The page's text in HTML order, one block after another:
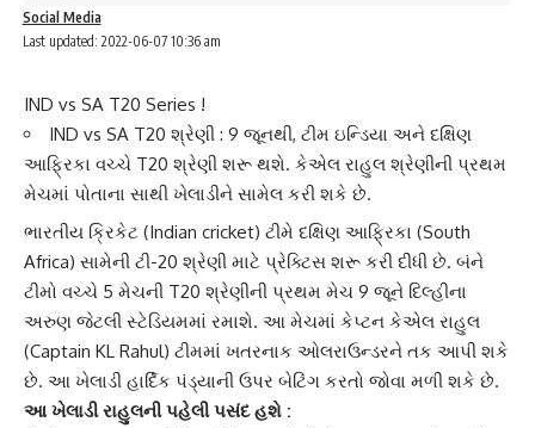
Last updated: 2022-06-07 10:36 am
Social Media
IND vs SA T20 Series !
IND vs SA T20 શ્રેણી : 9 જૂનથી, ટીમ ઇન્ડિયા અને દક્ષિણ
આફ્રિકા વચ્ચે T20 શ્રેણી શરૂ થશે. કેએલ રાહુલ શ્રેણીની પ્રથમ
મેચમાં પોતાના સાથી ખેલાડીને સામેલ કરી શકે છે.
ભારતીય ક્રિકેટ (Indian cricket) ટીમે દક્ષિણ આફ્રિકા (South
Africa) સામેની ટી-20 શ્રેણી માટે પ્રેક્ટિસ શરૂ કરી દીધી છે. બંને
ટીમો વચ્ચે 5 મેચની T20 શ્રેણીની પ્રથમ મેચ 9 જૂને દિલ્હીના
અરુણ જેટલી સ્ટેડિયમમાં રમાશે. આ મેચમાં કેપ્ટન કેએલ રાહુલ
(Captain KL Rahul) ટીમમાં ખતરનાક ઓલરાઉન્ડરને તક આપી શકે
છે. આ ખેલાડી હાર્દિક પંડ્યાની ઉપર બેટિંગ કરતો જોવા મળી શકે છે.
આ ખેલાડીરાહુલની પહેલી પસંદ હશે :